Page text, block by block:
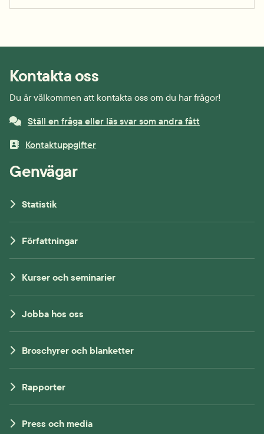
Kontakta oss
Du är välkommen att kontakta oss om du har frågor!
Ställ en fråga eller läs svar som andra fått
Kontaktuppgifter
Genvägar
Statistik
Författningar
Kurser och seminarier
Jobba hos oss
Broschyrer och blanketter
Rapporter
Press och media